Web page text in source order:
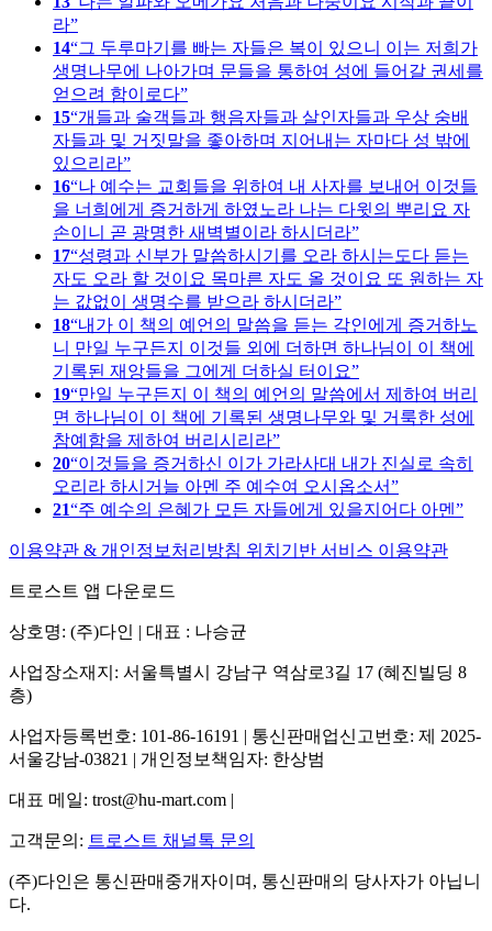
라
14 그 두루마기를 빠는 자들은 복이 있으니 이는 저희가
생명나무에 나아가며 문들을 통하여 성에 들어갈 권세를
얻으려 함이로다
15 개들과 술객들과 행음자들과 살인자들과 우상 숭배
자들과 및 거짓말을 좋아하며 지어내는 자마다 성 밖에
있으리라
16 나 예수는 교회들을 위하여 내 사자를 보내어 이것들
을 너희에게 증거하게 하였노라 나는 다윗의 뿌리요 자
손이니 곧 광명한 새벽별이라 하시더라
17 성령과 신부가 말씀하시기를 오라 하시는도다 듣는
자도 오라 할 것이요 목마른 자도 올 것이요 또 원하는 자
는 값없이 생명수를 받으라 하시더라
18 내가 이 책의 예언의 말씀을 듣는 각인에게 증거하노
니 만일 누구든지 이것들 외에 더하면 하나님이 이 책에
기록된 재앙들을 그에게 더하실 터이요
19 만일 누구든지 이 책의 예언의 말씀에서 제하여 버리
면 하나님이 이 책에 기록된 생명나무와 및 거룩한 성에
참예함을 제하여 버리시리라
20 이것들을 증거하신 이가 가라사대 내가 진실로 속히
오리라 하시거늘 아멘 주 예수여 오시옵소서
21 주 예수의 은혜가 모든 자들에게 있을지어다 아멘
이용약관 & 개인정보처리방침 위치기반 서비스 이용약관
트로스트 앱 다운로드
상호명: (주)다인 | 대표 : 나승균
사업장소재지: 서울특별시 강남구 역삼로3길 17 (혜진빌딩 8
층)
사업자등록번호: 101-86-16191 | 통신판매업신고번호: 제 2025-
서울강남-03821 | 개인정보책임자: 한상범
대표 메일: trost@hu-mart.com |
고객문의: 트로스트 채널톡 문의
(주)다인은 통신판매중개자이며, 통신판매의 당사자가 아닙니
다.